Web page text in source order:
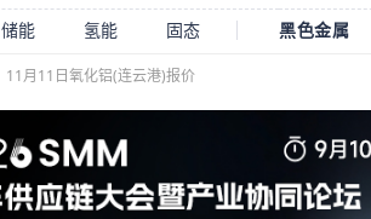
储能 氢能 固态 黑色金属
11月11日氧化铝(连云港)报价